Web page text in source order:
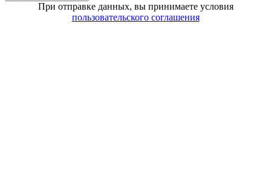
При отправке данных, вы принимаете условия
пользовательского соглашения